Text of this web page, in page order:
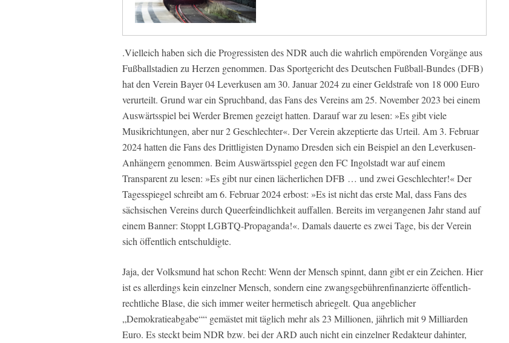
.Vielleich haben sich die Progressisten des NDR auch die wahrlich empörenden Vorgänge aus
Fußballstadien zu Herzen genommen. Das Sportgericht des Deutschen Fußball-Bundes (DFB)
hat den Verein Bayer 04 Leverkusen am 30. Januar 2024 zu einer Geldstrafe von 18 000 Euro
verurteilt. Grund war ein Spruchband, das Fans des Vereins am 25. November 2023 bei einem
Auswärtsspiel bei Werder Bremen gezeigt hatten. Darauf war zu lesen: »Es gibt viele
Musikrichtungen, aber nur 2 Geschlechter«. Der Verein akzeptierte das Urteil. Am 3. Februar
2024 hatten die Fans des Drittligisten Dynamo Dresden sich ein Beispiel an den Leverkusen-
Anhängern genommen. Beim Auswärtsspiel gegen den FC Ingolstadt war auf einem
Transparent zu lesen: »Es gibt nur einen lächerlichen DFB … und zwei Geschlechter!« Der
Tagesspiegel schreibt am 6. Februar 2024 erbost: »Es ist nicht das erste Mal, dass Fans des
sächsischen Vereins durch Queerfeindlichkeit auffallen. Bereits im vergangenen Jahr stand auf
einem Banner: Stoppt LGBTQ-Propaganda!«. Damals dauerte es zwei Tage, bis der Verein
sich öffentlich entschuldigte.
Jaja, der Volksmund hat schon Recht: Wenn der Mensch spinnt, dann gibt er ein Zeichen. Hier
ist es allerdings kein einzelner Mensch, sondern eine zwangsgebührenfinanzierte öffentlich-
rechtliche Blase, die sich immer weiter hermetisch abriegelt. Qua angeblicher
„Demokratieabgabe““ gemästet mit täglich mehr als 23 Millionen, jährlich mit 9 Milliarden
Euro. Es steckt beim NDR bzw. bei der ARD auch nicht ein einzelner Redakteur dahinter,